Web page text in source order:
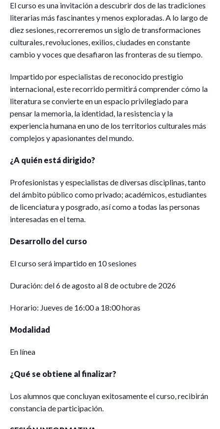
El curso es una invitación a descubrir dos de las tradiciones
literarias más fascinantes y menos exploradas. A lo largo de
diez sesiones, recorreremos un siglo de transformaciones
culturales, revoluciones, exilios, ciudades en constante
cambio y voces que desafiaron las fronteras de su tiempo.
Impartido por especialistas de reconocido prestigio
internacional, este recorrido permitirá comprender cómo la
literatura se convierte en un espacio privilegiado para
pensar la memoria, la identidad, la resistencia y la
experiencia humana en uno de los territorios culturales más
complejos y apasionantes del mundo.
¿A quién está dirigido?
Profesionistas y especialistas de diversas disciplinas, tanto
del ámbito público como privado; académicos, estudiantes
de licenciatura y posgrado, así como a todas las personas
interesadas en el tema.
Desarrollo del curso
El curso será impartido en 10 sesiones
Duración: del 6 de agosto al 8 de octubre de 2026
Horario: Jueves de 16:00 a 18:00 horas
Modalidad
En línea
¿Qué se obtiene al finalizar?
Los alumnos que concluyan exitosamente el curso, recibirán
constancia de participación.